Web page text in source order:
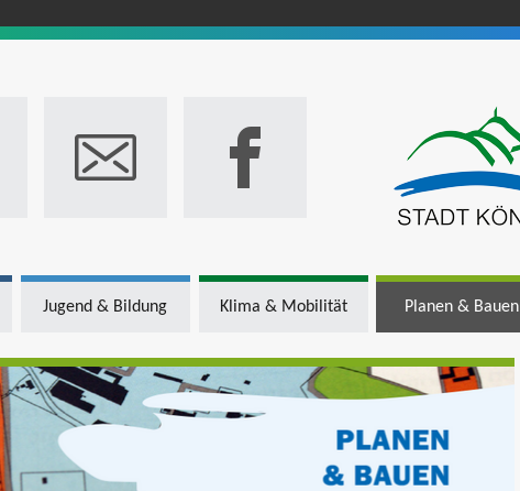
Jugend & Bildung Klima & Mobilität Planen & Bauen